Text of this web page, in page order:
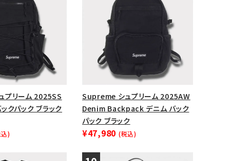
プリーム 2025SS
クパック ブラック
)
Supreme シュプリーム 2025AW
Denim Backpack デニム バック
パック ブラック
¥47,980 (税込)